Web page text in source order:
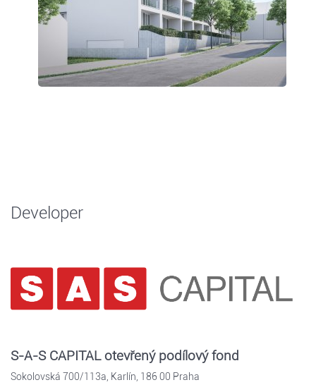
Developer
S-A-S CAPITAL otevřený podílový fond
Sokolovská 700/113a, Karlín, 186 00 Praha